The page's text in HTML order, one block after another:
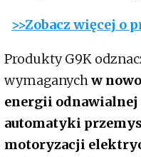
>>Zobacz więcej o
Produkty G9K
wymaganychw
energii
automatyki
motoryzacji